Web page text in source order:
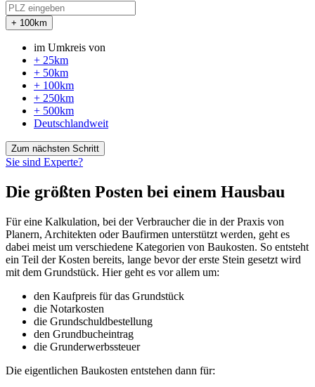
+ 100km
im Umkreis von
+ 25km
+ 50km
+ 100km
+ 250km
+ 500km
Deutschlandweit
Zum nächsten Schritt
Sie sind Experte?
Die größten Posten bei einem Hausbau
Für eine Kalkulation, bei der Verbraucher die in der Praxis von
Planern, Architekten oder Baufirmen unterstützt werden, geht es
dabei meist um verschiedene Kategorien von Baukosten. So entsteht
ein Teil der Kosten bereits, lange bevor der erste Stein gesetzt wird
mit dem Grundstück. Hier geht es vor allem um:
den Kaufpreis für das Grundstück
die Notarkosten
die Grundschuldbestellung
den Grundbucheintrag
die Grunderwerbssteuer
Die eigentlichen Baukosten entstehen dann für: